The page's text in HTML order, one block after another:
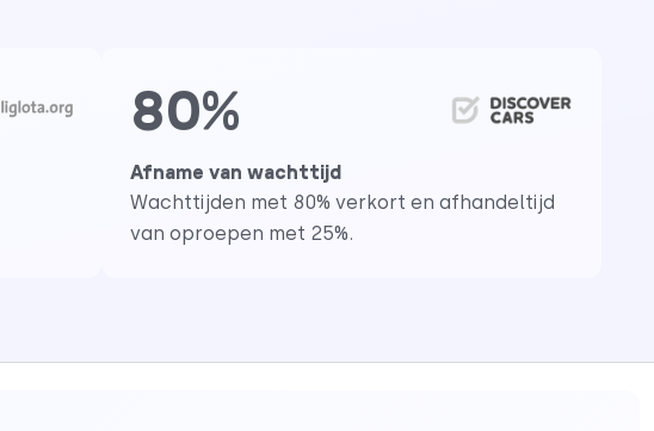
80%
Afname van wachttijd
Wachttijden met 80% verkort en afhandeltijd
van oproepen met 25%.